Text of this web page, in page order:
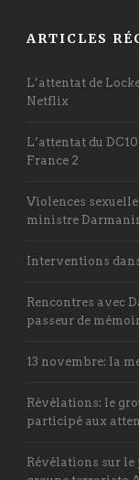
ARTICLES
L’attentat de
Netflix
L’attentat du
France 2
Violences
ministre
Interventions
Rencontres avec
passeur de
13 novembre: la
Révélations: le
participé aux
Révélations sur le